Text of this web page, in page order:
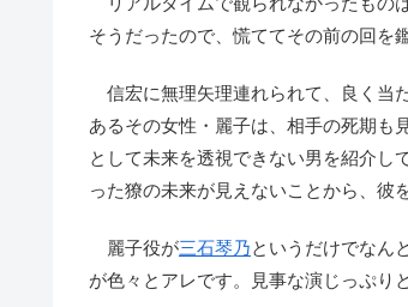
そうだったので、慌ててその前の回を鑑
信宏に無理矢理連れられて、良く当
あるその女性・麗子は、相手の死期も
として未来を透視できない男を紹介し
った獠の未来が見えないことから、
麗子役が三石琴乃というだけでなん
が色々とアレです。見事な演じっぷり